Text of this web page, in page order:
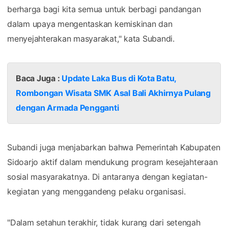
berharga bagi kita semua untuk berbagi pandangan
dalam upaya mengentaskan kemiskinan dan
menyejahterakan masyarakat," kata Subandi.
Baca Juga : Update Laka Bus di Kota Batu,
Rombongan Wisata SMK Asal Bali Akhirnya Pulang
dengan Armada Pengganti
Subandi juga menjabarkan bahwa Pemerintah Kabupaten
Sidoarjo aktif dalam mendukung program kesejahteraan
sosial masyarakatnya. Di antaranya dengan kegiatan-
kegiatan yang menggandeng pelaku organisasi.
"Dalam setahun terakhir, tidak kurang dari setengah